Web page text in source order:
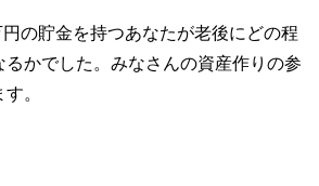
の貯金を持つあなたが老後にどの程
かでした。みなさんの資産作りの参
。